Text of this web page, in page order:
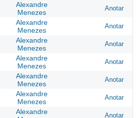
Alexandre
Menezes
Anotar
Alexandre
Menezes
Anotar
Alexandre
Menezes
Anotar
Alexandre
Menezes
Anotar
Alexandre
Menezes
Anotar
Alexandre
Menezes
Anotar
Alexandre
Anotar